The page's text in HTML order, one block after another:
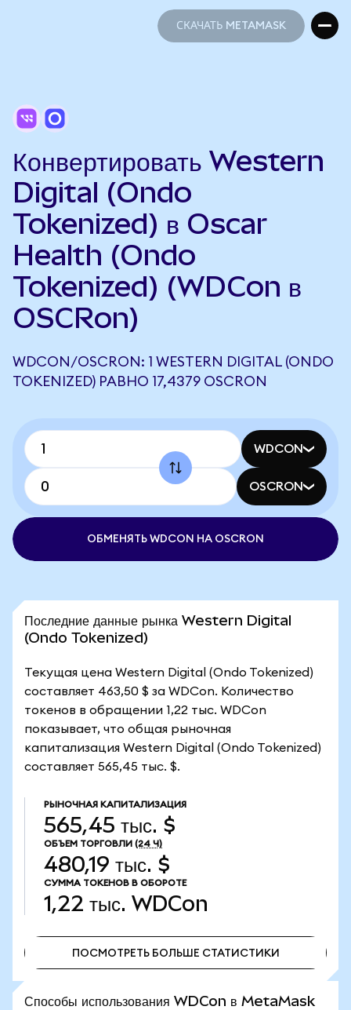
СКАЧАТЬ METAMASK
Конвертировать Western
Digital (Ondo
Tokenized) в Oscar
Health (Ondo
Tokenized) (WDCon в
OSCRon)
WDCON/OSCRON: 1 WESTERN DIGITAL (ONDO
TOKENIZED) РАВНО 17,4379 OSCRON
WDCON
OSCRON
ОБМЕНЯТЬ WDCON НА OSCRON
Последние данные рынка Western Digital
(Ondo Tokenized)
Текущая цена Western Digital (Ondo Tokenized)
составляет 463,50 $ за WDCon. Количество
токенов в обращении 1,22 тыс. WDCon
показывает, что общая рыночная
капитализация Western Digital (Ondo Tokenized)
составляет 565,45 тыс. $.
РЫНОЧНАЯ КАПИТАЛИЗАЦИЯ
565,45 тыс. $
ОБЪЕМ ТОРГОВЛИ (24 Ч)
480,19 тыс. $
СУММА ТОКЕНОВ В ОБОРОТЕ
1,22 тыс. WDCon
ПОСМОТРЕТЬ БОЛЬШЕ СТАТИСТИКИ
Способы использования WDCon в MetaMask